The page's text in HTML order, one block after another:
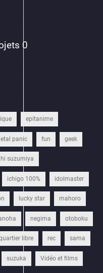
0
epitanime
panic fun geek
suzumiya
ichigo 100% idolmaster
lucky star mahoro
negima otoboku
libre rec sama
suzuka Vidéo et films